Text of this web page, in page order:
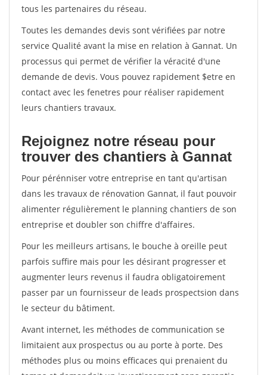
tous les partenaires du réseau.
Toutes les demandes devis sont vérifiées par notre
service Qualité avant la mise en relation à Gannat. Un
processus qui permet de vérifier la véracité d'une
demande de devis. Vous pouvez rapidement $etre en
contact avec les fenetres pour réaliser rapidement
leurs chantiers travaux.
Rejoignez notre réseau pour
trouver des chantiers à Gannat
Pour pérénniser votre entreprise en tant qu'artisan
dans les travaux de rénovation Gannat, il faut pouvoir
alimenter régulièrement le planning chantiers de son
entreprise et doubler son chiffre d'affaires.
Pour les meilleurs artisans, le bouche à oreille peut
parfois suffire mais pour les désirant progresser et
augmenter leurs revenus il faudra obligatoirement
passer par un fournisseur de leads prospectsion dans
le secteur du bâtiment.
Avant internet, les méthodes de communication se
limitaient aux prospectus ou au porte à porte. Des
méthodes plus ou moins efficaces qui prenaient du